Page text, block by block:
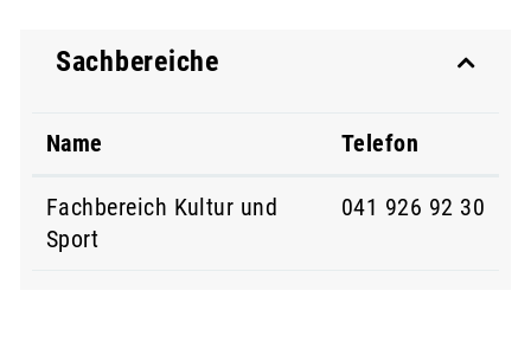
Sachbereiche
Name Telefon
Fachbereich Kultur und
Sport
041 926 92 30